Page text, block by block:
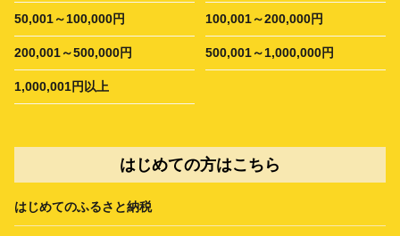
50,001～100,000円 100,001～200,000円
200,001～500,000円 500,001～1,000,000円
1,000,001円以上
はじめての方はこちら
はじめてのふるさと納税